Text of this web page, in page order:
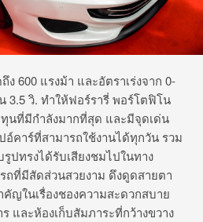
ง 600 แรงม้า และอัตราเร่งจาก 0-
3.5 วิ. ทำให้ฟอร์รารี่ พอร์โตฟิโน
ทุนที่มีกำลังมากที่สุด และมีจุดเด่น
อ์คาร์ที่สามารถใช้งานได้ทุกวัน รวม
ปทรงได้รับเสียงชมไปในทาง
ถที่มีสัดส่วนสวยงาม ดึงดูดสายตา
ญในเรื่องชองความสะดวกสบาย
และห้องเก็บสัมภาระที่กว้างขวาง